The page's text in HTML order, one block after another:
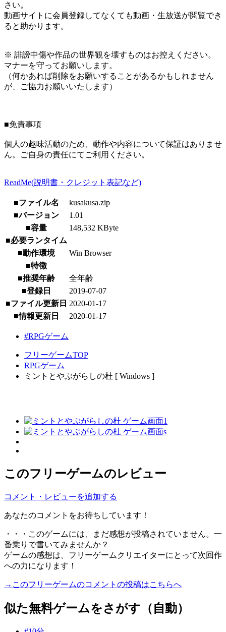
さい。
動画サイトに会員登録してなくても動画・生放送が閲覧でき
ると助かります。
※ 誹謗中傷や作品の世界観を壊すものはお控えください。
マナーを守ってお願いします。
（何かあれば削除をお願いすることがあるかもしれません
が、ご協力お願いいたします）
■免責事項
個人の趣味活動のため、動作や内容について保証はありませ
ん。ご自身の責任にてご利用ください。
ReadMe(説明書・クレジット表記など)
■ファイル名
kusakusa.zip
■バージョン
1.01
■容量
148,532 KByte
■必要ランタイム
■動作環境
Win Browser
■特徴
■推奨年齢
全年齢
■登録日
2019-07-07
■ファイル更新日 2020-01-17
■情報更新日
2020-01-17
#RPGゲーム
フリーゲームTOP
RPGゲーム
ミントとやぶがらしの杜 [ Windows ]
このフリーゲームのレビュー
コメント・レビューを追加する
あなたのコメントをお待ちしています！
・・・このゲームには、まだ感想が投稿されていません。一
番乗りで書いてみませんか？
ゲームの感想は、フリーゲームクリエイターにとって次回作
への力になります！
→このフリーゲームのコメントの投稿はこちらへ
似た無料ゲームをさがす（自動）